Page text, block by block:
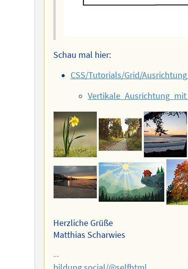
Schau mal hier:
CSS/Tutorials/Grid/
Herzliche Grüße
Matthias Scharwies
--